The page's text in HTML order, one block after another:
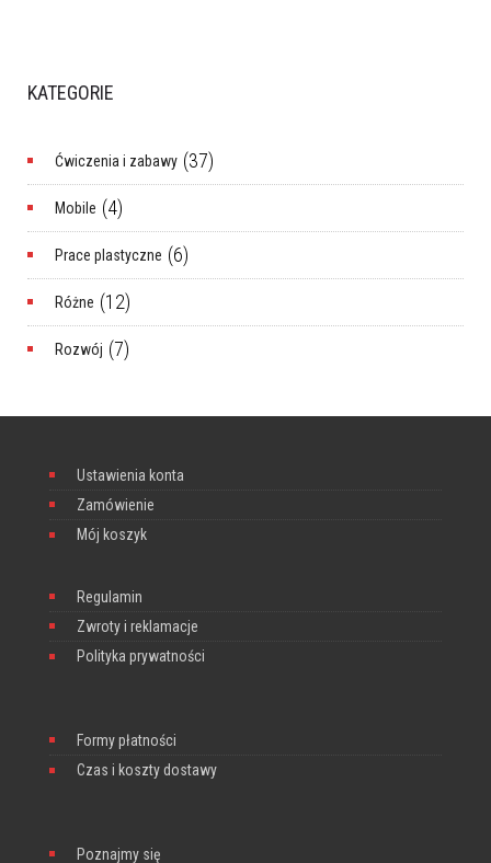
KATEGORIE
Ćwiczenia i zabawy (37)
Mobile (4)
Prace plastyczne (6)
Różne (12)
Rozwój (7)
Ustawienia konta
Zamówienie
Mój koszyk
Regulamin
Zwroty i reklamacje
Polityka prywatności
Formy płatności
Czas i koszty dostawy
Poznajmy się